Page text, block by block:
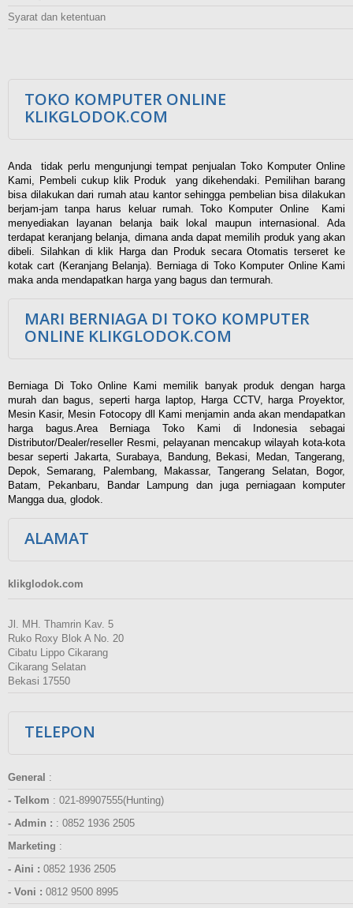
Syarat dan ketentuan
TOKO KOMPUTER ONLINE
KLIKGLODOK.COM
Anda tidak perlu mengunjungi tempat penjualan Toko Komputer Online
Kami, Pembeli cukup klik Produk yang dikehendaki. Pemilihan barang
bisa dilakukan dari rumah atau kantor sehingga pembelian bisa dilakukan
berjam-jam tanpa harus keluar rumah. Toko Komputer Online Kami
menyediakan layanan belanja baik lokal maupun internasional. Ada
terdapat keranjang belanja, dimana anda dapat memilih produk yang akan
dibeli. Silahkan di klik Harga dan Produk secara Otomatis terseret ke
kotak cart (Keranjang Belanja). Berniaga di Toko Komputer Online Kami
maka anda mendapatkan harga yang bagus dan termurah.
MARI BERNIAGA DI TOKO KOMPUTER
ONLINE KLIKGLODOK.COM
Berniaga Di Toko Online Kami memilik banyak produk dengan harga
murah dan bagus, seperti harga laptop, Harga CCTV, harga Proyektor,
Mesin Kasir, Mesin Fotocopy dll Kami menjamin anda akan mendapatkan
harga bagus.Area Berniaga Toko Kami di Indonesia sebagai
Distributor/Dealer/reseller Resmi, pelayanan mencakup wilayah kota-kota
besar seperti Jakarta, Surabaya, Bandung, Bekasi, Medan, Tangerang,
Depok, Semarang, Palembang, Makassar, Tangerang Selatan, Bogor,
Batam, Pekanbaru, Bandar Lampung dan juga perniagaan komputer
Mangga dua, glodok.
ALAMAT
klikglodok.com
Jl. MH. Thamrin Kav. 5
Ruko Roxy Blok A No. 20
Cibatu Lippo Cikarang
Cikarang Selatan
Bekasi 17550
TELEPON
General :
- Telkom : 021-89907555(Hunting)
- Admin : : 0852 1936 2505
Marketing :
- Aini : 0852 1936 2505
- Voni : 0812 9500 8995